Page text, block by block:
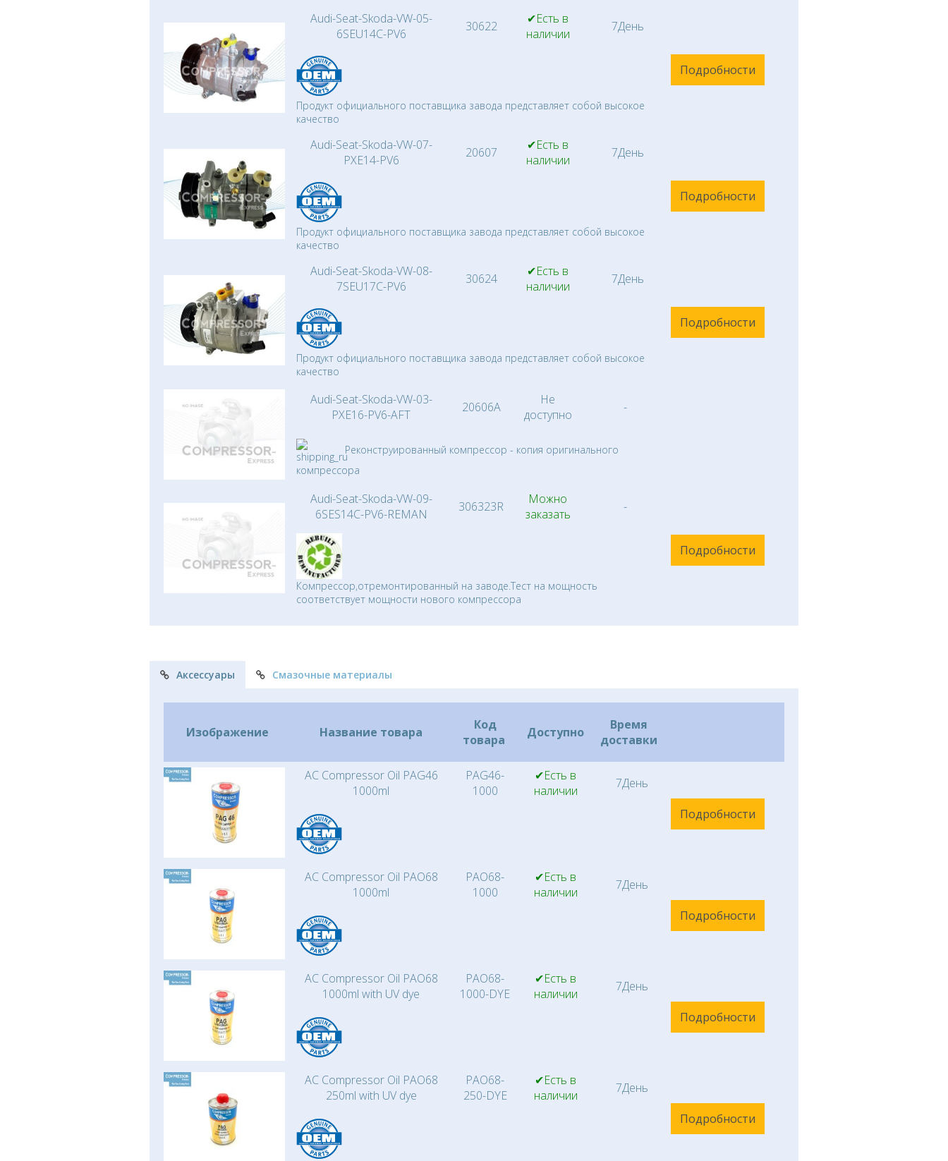
Audi-Seat-Skoda-VW-05-
6SEU14C-PV6
30622
✔Есть в
наличии
7День
Подробности
Продукт официального поставщика завода представляет собой высокое
качество
Audi-Seat-Skoda-VW-07-
PXE14-PV6
20607
✔Есть в
наличии
7День
Подробности
Продукт официального поставщика завода представляет собой высокое
качество
Audi-Seat-Skoda-VW-08-
7SEU17C-PV6
30624
✔Есть в
наличии
7День
Подробности
Продукт официального поставщика завода представляет собой высокое
качество
Audi-Seat-Skoda-VW-03-
PXE16-PV6-AFT
20606A
Не
доступно
-
Реконструированный компрессор - копия оригинального
компрессора
Audi-Seat-Skoda-VW-09-
6SES14C-PV6-REMAN
306323R
Можно
заказать
-
Подробности
Компрессор,отремонтированный на заводе.Тест на мощность
соответствует мощности нового компрессора
Аксессуары Смазочные материалы
Изображение Название товара
Код
товара
Доступно
Время
доставки
AC Compressor Oil PAG46
1000ml
PAG46-
1000
✔Есть в
наличии
7День
Подробности
AC Compressor Oil PAO68
1000ml
PAO68-
1000
✔Есть в
наличии
7День
Подробности
AC Compressor Oil PAO68
1000ml with UV dye
PAO68-
1000-DYE
✔Есть в
наличии
7День
Подробности
AC Compressor Oil PAO68
250ml with UV dye
PAO68-
250-DYE
✔Есть в
наличии
7День
Подробности